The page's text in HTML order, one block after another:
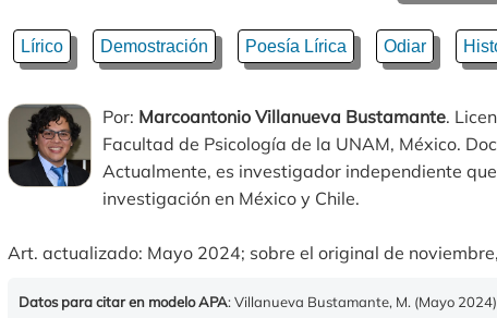
Lírico Demostración Poesía Lírica Odiar
Por: Marcoantonio Villanueva Bustamante.
Facultad de Psicología de la UNAM, México.
Actualmente, es investigador independiente
investigación en México y Chile.
Art. actualizado: Mayo 2024; sobre el original de
Datos para citar en modelo APA: Villanueva Bustamante, M. (Mayo